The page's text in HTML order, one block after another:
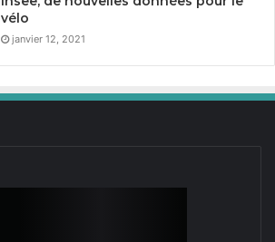
vélo
janvier 12, 2021